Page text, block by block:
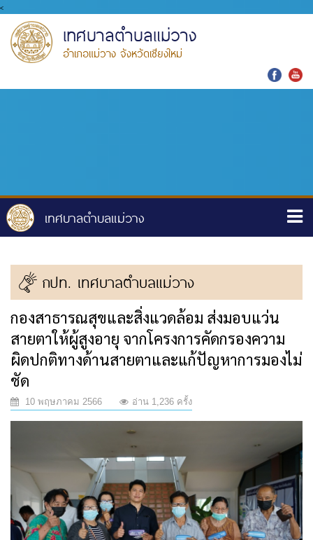
<
เทศบาลตำบลแม่วาง
อำเภอแม่วาง จังหวัดเชียงใหม่
กปท. เทศบาลตำบลแม่วาง
กองสาธารณสุขและสิ่งแวดล้อม ส่งมอบแว่น
สายตาให้ผู้สูงอายุ จากโครงการคัดกรองความ
ผิดปกติทางด้านสายตาและแก้ปัญหาการมองไม่
ชัด
10 พฤษภาคม 2566 อ่าน 1,236 ครั้ง